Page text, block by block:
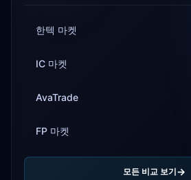
한텍 마켓
IC 마켓
AvaTrade
FP 마켓
모든 비교 보기